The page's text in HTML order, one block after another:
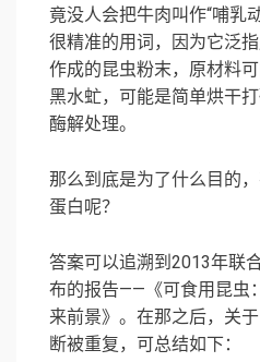
竟没人会把牛肉叫作“哺乳
很精准的用词，因为它泛
作成的昆虫粉末，原材料
黑水虻，可能是简单烘干
酶解处理。
那么到底是为了什么目的
蛋白呢？
答案可以追溯到2013年联
布的报告——《可食用昆虫
来前景》。在那之后，关
断被重复，可总结如下：